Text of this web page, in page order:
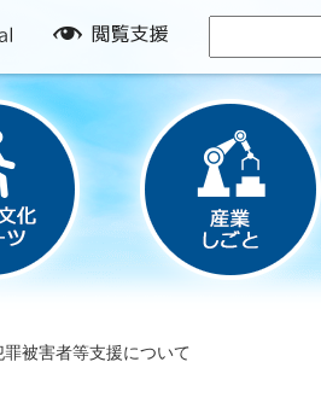
閲
援
罪被害者等支援について